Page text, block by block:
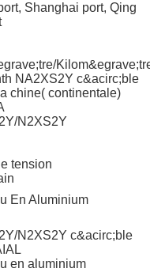
Shanghai port, Qing
NA2XS2Y c&acirc;ble
chine( continentale)
N2XS2Y
tension
En Aluminium
N2XS2Y c&acirc;ble
en aluminium